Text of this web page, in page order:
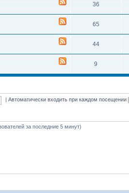
36
65
44
9
|Автоматически входить при каждом посещении
за последние 5 минут)